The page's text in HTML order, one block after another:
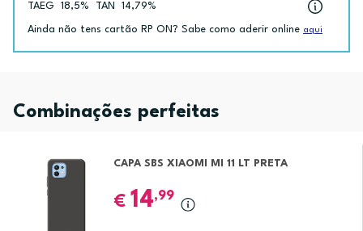
TAEG 18,5% TAN 14,79%
Ainda não tens cartão RP ON? Sabe como aderir online aqui
Combinações perfeitas
CAPA SBS XIAOMI MI 11 LT PRETA
€ 14,99